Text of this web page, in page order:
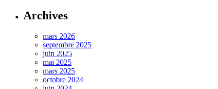
Archives
mars 2026
septembre 2025
juin 2025
mai 2025
mars 2025
octobre 2024